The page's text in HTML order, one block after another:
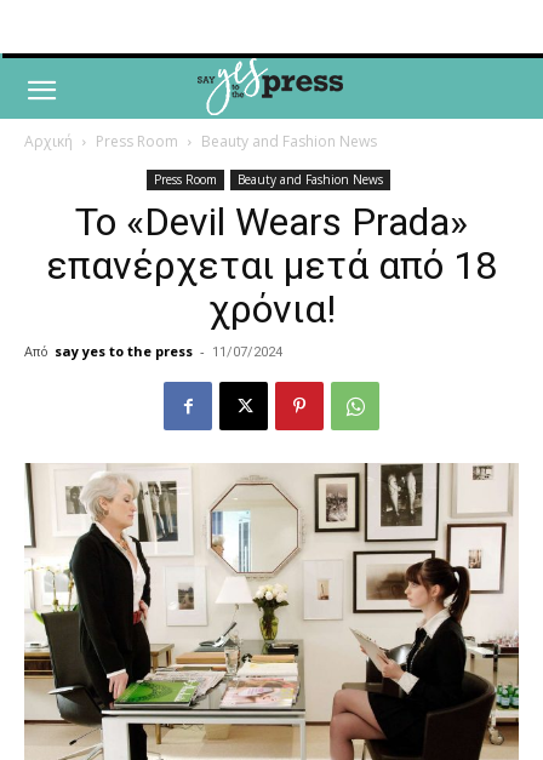
Αρχική Press Room Beauty and Fashion News
Press Room Beauty and Fashion News
To «Devil Wears Prada»
επανέρχεται μετά από 18
χρόνια!
Από say yes to the press - 11/07/2024